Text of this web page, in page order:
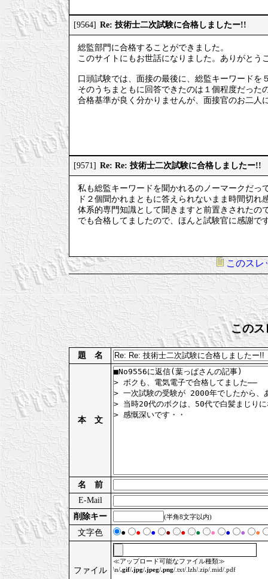
[9564] Re: 技術士二次試験に合格しましたー!!
総監部門に合格することができました。
このサイトにもお世話になりました。ありがとう
口頭試験では、面接の最後に、総監キーワードを
そのうちまともに回答できたのは１個程度だった
合格基準が良く分かりませんが、面接官のお二人
[9571] Re: Re: 技術士二次試験に合格しましたー!!
私も総監キーワードを聞かれるのノーマークだっ
ド２個聞かれまともに答えられないまま時間切れ
体系的専門知識として聞きますと前置きされたの
でも合格してましたので、ほんと試験官に感謝で
このスレ
このス
題 名
本 文
名 前
E-Mail
削除キー
(半角8文字以内)
文字色 ● ● ● ● ● ● ● ● ● ●
ファイル
≪アップロード可能なファイル種類≫
\n/.gif/.jpg/.jpeg/.png/.txt/.lzh/.zip/.mid/.pdf